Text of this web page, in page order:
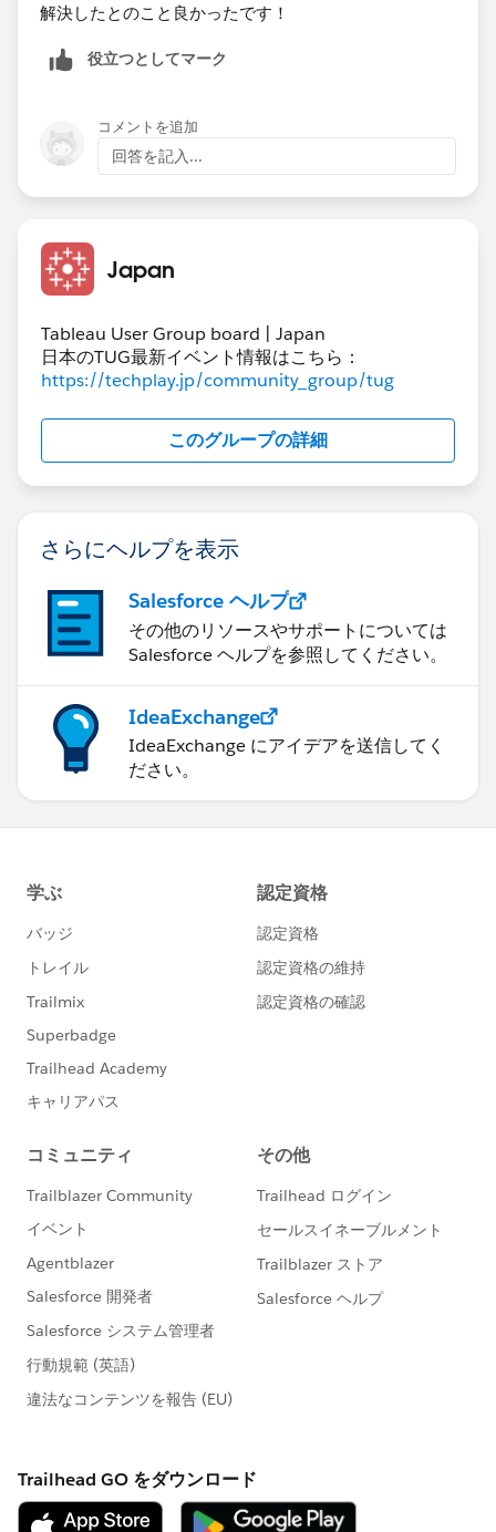
解決したとのこと良かったです！
役立つとしてマーク
コメントを追加
回答を記入...
Japan
Tableau User Group board | Japan
日本のTUG最新イベント情報はこちら：
https://techplay.jp/community_group/tug
このグループの詳細
さらにヘルプを表示
Salesforce ヘルプ
その他のリソースやサポートについては
Salesforce ヘルプを参照してください。
IdeaExchange
IdeaExchange にアイデアを送信してく
ださい。